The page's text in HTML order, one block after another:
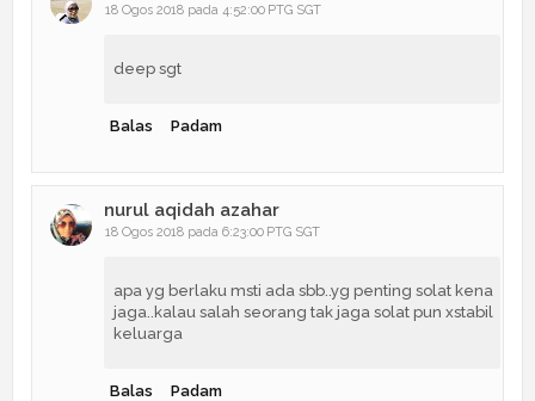
18 Ogos 2018 pada 4:52:00 PTG SGT
deep sgt
Balas Padam
nurul aqidah azahar
18 Ogos 2018 pada 6:23:00 PTG SGT
apa yg berlaku msti ada sbb..yg penting solat kena
jaga..kalau salah seorang tak jaga solat pun xstabil
keluarga
Balas Padam